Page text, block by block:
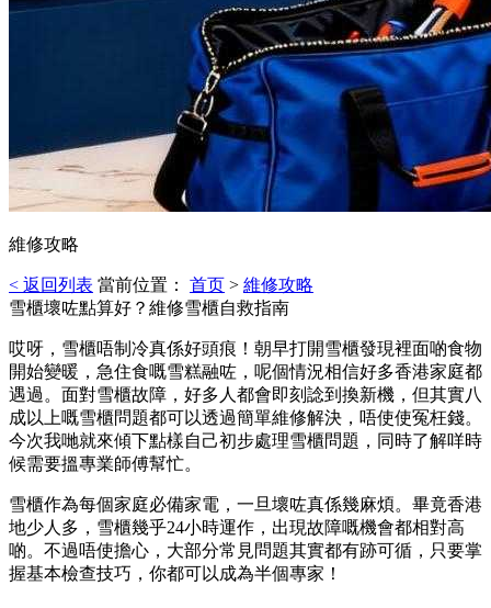
維修攻略
< 返回列表 當前位置： 首页 > 維修攻略
雪櫃壞咗點算好？維修雪櫃自救指南
哎呀，雪櫃唔制冷真係好頭痕！朝早打開雪櫃發現裡面啲食物
開始變暖，急住食嘅雪糕融咗，呢個情況相信好多香港家庭都
遇過。面對雪櫃故障，好多人都會即刻諗到換新機，但其實八
成以上嘅雪櫃問題都可以透過簡單維修解決，唔使使冤枉錢。
今次我哋就來傾下點樣自己初步處理雪櫃問題，同時了解咩時
候需要搵專業師傅幫忙。
雪櫃作為每個家庭必備家電，一旦壞咗真係幾麻煩。畢竟香港
地少人多，雪櫃幾乎24小時運作，出現故障嘅機會都相對高
啲。不過唔使擔心，大部分常見問題其實都有跡可循，只要掌
握基本檢查技巧，你都可以成為半個專家！